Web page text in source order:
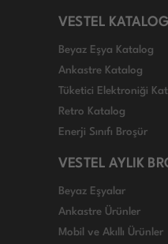
VESTEL
Beyaz Eşya Katalog
Ankastre Katalog
Tüketici Elektroniği
Retro Katalog
Enerji Sınıfı Broşür
VESTEL AYLIK
Beyaz Eşyalar
Ankastre Ürünler
Mobil ve Akıllı Ürünler